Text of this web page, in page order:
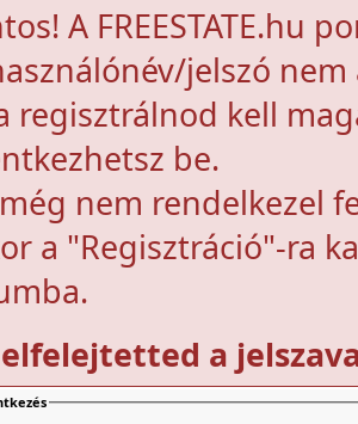
A FREESTATE.hu
jelszó
regisztrálnod kell
be.
nem rendelkezel
a "Regisztráció"-ra
a